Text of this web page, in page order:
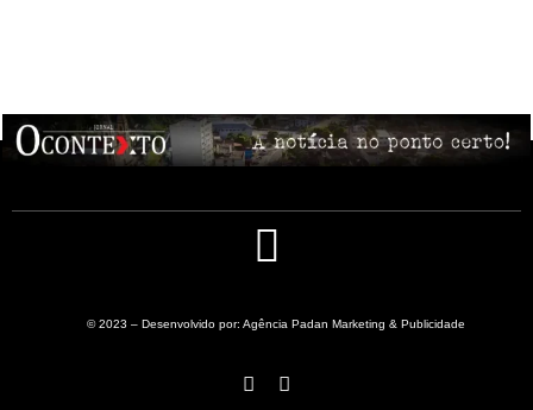
© 2023 – Desenvolvido por: Agência Padan Marketing & Publicidade